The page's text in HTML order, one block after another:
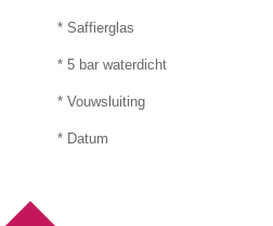
* Saffierglas
* 5 bar waterdicht
* Vouwsluiting
* Datum